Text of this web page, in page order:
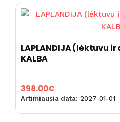
LAPLANDIJA (lėktuvu
KALBA
398.00€
Artimiausia data: 2027-01-01